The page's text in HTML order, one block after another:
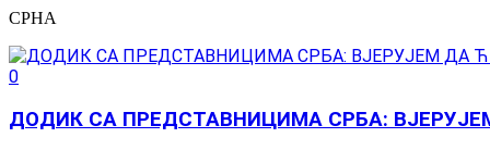
СРНА
0
ДОДИК СА ПРЕДСТАВНИЦИМА СРБА: